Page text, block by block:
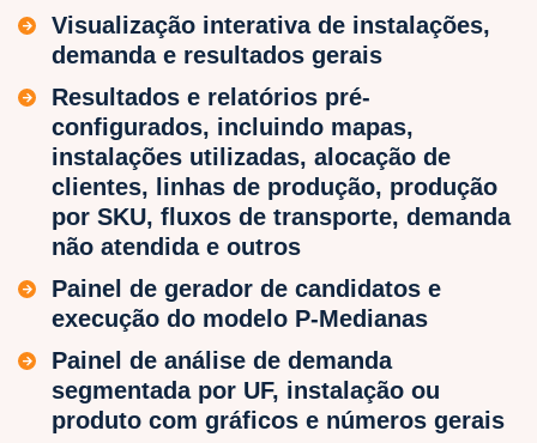
Visualização interativa de instalações,
demanda e resultados gerais
Resultados e relatórios pré-
configurados, incluindo mapas,
instalações utilizadas, alocação de
clientes, linhas de produção, produção
por SKU, fluxos de transporte, demanda
não atendida e outros
Painel de gerador de candidatos e
execução do modelo P-Medianas
Painel de análise de demanda
segmentada por UF, instalação ou
produto com gráficos e números gerais